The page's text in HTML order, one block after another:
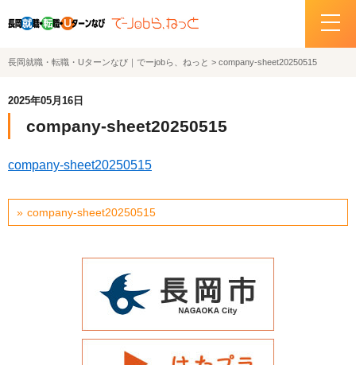
ホーム
企業・求人情報
サポートデスクの紹介
長岡就職・転職・Uターンなび｜でーjobら、ねっと > company-sheet20250515
2025年05月16日
company-sheet20250515
company-sheet20250515
company-sheet20250515